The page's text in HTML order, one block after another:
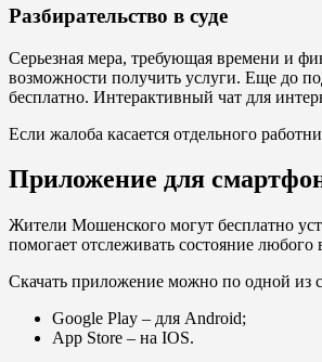
Разбирательство в суде
Серьезная мера, требующая времени и
возможности получить услуги. Еще до
бесплатно. Интерактивный чат для
Если жалоба касается отдельного
Приложение для
Жители Мошенского могут бесплатно
помогает отслеживать состояние
Скачать приложение можно по одной из
Google Play – для Android;
App Store – на IOS.